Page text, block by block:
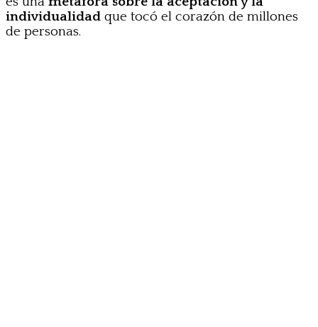
individualidad que tocó el corazón de millones
de personas.